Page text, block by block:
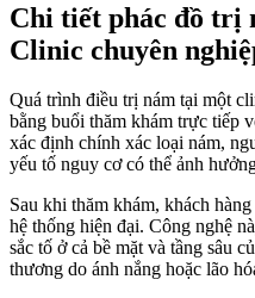
Chi tiết phác đồ trị
Clinic chuyên
Quá trình điều trị nám tại một
bằng buổi thăm khám trực tiếp
xác định chính xác loại nám,
yếu tố nguy cơ có thể ảnh
Sau khi thăm khám, khách
hệ thống hiện đại. Công nghệ
sắc tố ở cả bề mặt và tầng sâu
thương do ánh nắng hoặc lão